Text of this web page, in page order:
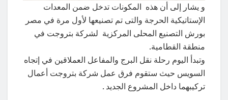
و يشار إلى أن هذه المكونات تدخل ضمن المعدات
الإستاتيكية الحرجة والتى تم تصنيعها لأول مرة في مصر
بورش التصنيع المحلى المركزية لشركة بتروجت في
منطقة القطامية.
وتبدأ اليوم رحلة نقل البرج والمفاعل العملاقين في إتجاه
السويس حيث ستقوم فرق عمل شركة بتروجت أعمال
تركيبهما داخل المشروع الجديد .